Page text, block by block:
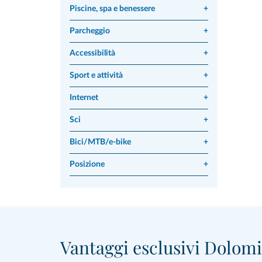
Piscine, spa e benessere +
Parcheggio +
Accessibilità +
Sport e attività +
Internet +
Sci +
Bici/MTB/e-bike +
Posizione +
Vantaggi esclusivi